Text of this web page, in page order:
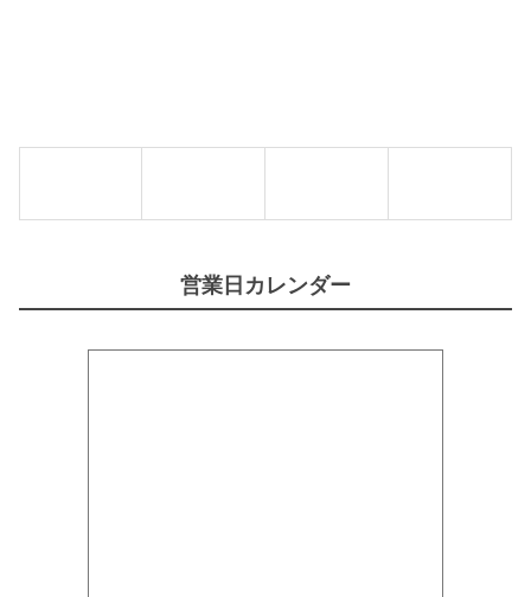
営業日カレンダー